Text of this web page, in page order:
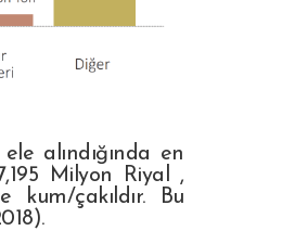
alındığında en
Milyon Riyal ,
çakıldır. Bu